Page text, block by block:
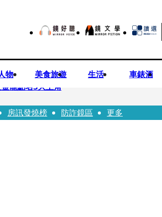
物 美食旅遊 生活 車錶酒
龍點名3大主角
照護誤區
房訊發燒榜 防詐鏡區 更多